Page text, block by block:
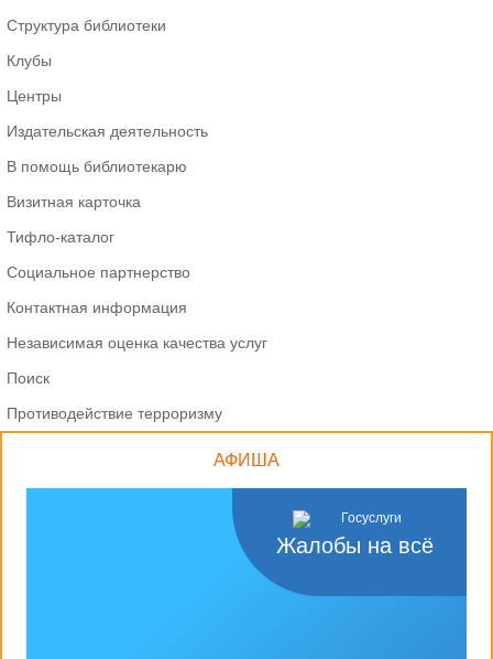
Структура библиотеки
Клубы
Центры
Издательская деятельность
В помощь библиотекарю
Визитная карточка
Тифло-каталог
Социальное партнерство
Контактная информация
Независимая оценка качества услуг
Поиск
Противодействие терроризму
АФИША
Жалобы на всё